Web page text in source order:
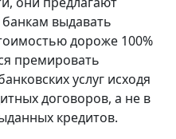
выдавать
дороже 100%
премировать
услуг исходя
договоров, а не в
кредитов.